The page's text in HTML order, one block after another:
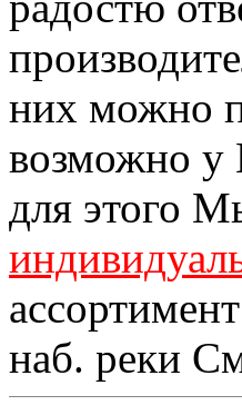
них можно
возможно у
для этого
наб. реки